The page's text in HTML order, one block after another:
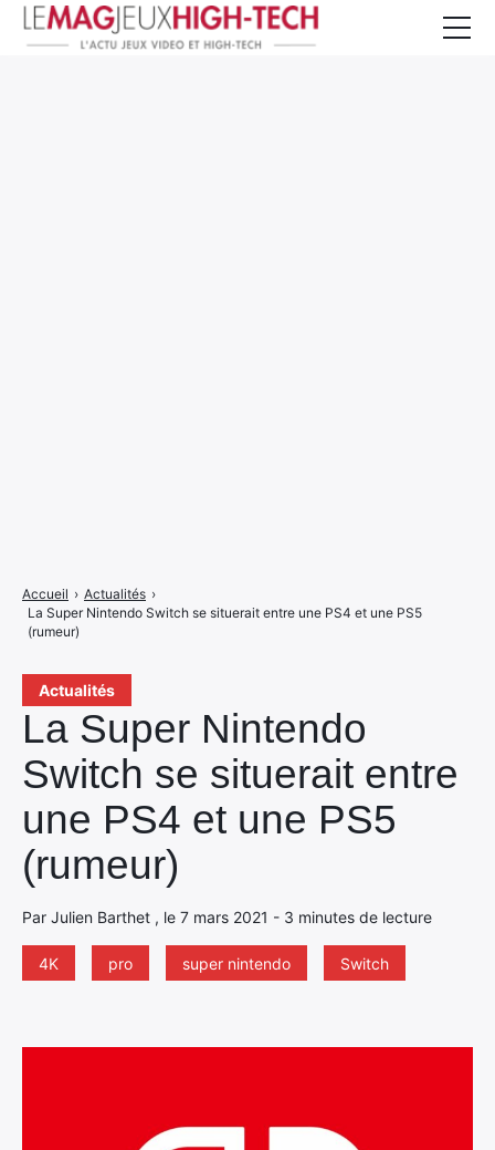
Actualités
La Super Nintendo
Switch se situerait entre
une PS4 et une PS5
(rumeur)
Par Julien Barthet , le 7 mars 2021 - 3 minutes de lecture
4K pro super nintendo Switch
Accueil › Actualités ›
La Super Nintendo Switch se situerait entre une PS4 et une PS5
(rumeur)